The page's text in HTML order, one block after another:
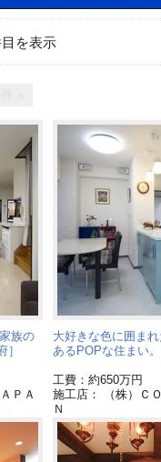
を表示
族の
ＰＡ
大好きな色に囲ま
あるPOPな住まい。
工費：約650万円
施工店： （株）Ｃ
Ｎ